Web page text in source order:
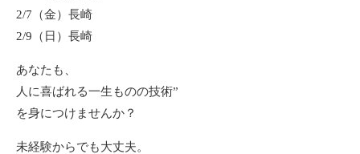
2/7（金）長崎
2/9（日）長崎
あなたも、
人に喜ばれる一生ものの技術”
を身につけませんか？
未経験からでも大丈夫。